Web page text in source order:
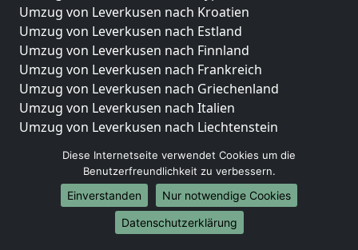
Umzug von Leverkusen nach Kroatien
Umzug von Leverkusen nach Estland
Umzug von Leverkusen nach Finnland
Umzug von Leverkusen nach Frankreich
Umzug von Leverkusen nach Griechenland
Umzug von Leverkusen nach Italien
Umzug von Leverkusen nach Liechtenstein
Umzug von Leverkusen nach Niederlande
Umzug von Leverkusen nach Norwegen
Umzüge-Deutschlandweit
Diese Internetseite verwendet Cookies um die
Benutzerfreundlichkeit zu verbessern.
Einverstanden
Nur notwendige Cookies
Datenschutzerklärung